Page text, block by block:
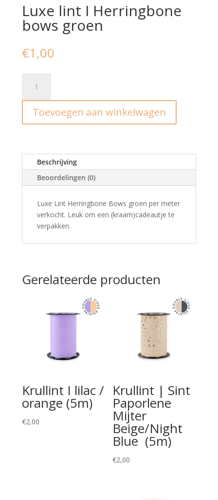
Luxe lint I Herringbone
bows groen
€1,00
I
Herringbone
bows
Toevoegen aan winkelwagen
Beschrijving
Beoordelingen (0)
Luxe Lint Herringbone Bows groen per meter
verkocht. Leuk om een (kraam)cadeautje te
verpakken.
Gerelateerde producten
Krullint I lilac /
orange (5m)
€2,00
Krullint | Sint
Paporlene
Mijter
Beige/Night
Blue (5m)
€2,00